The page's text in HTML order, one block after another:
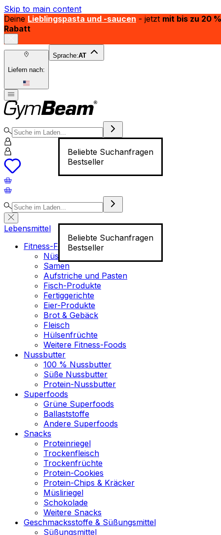
Skip to main content
Deine Lieblingspasta und -saucen - jetzt mit bis zu 20 %
Rabatt
Liefern nach:
Sprache:AT
Beliebte Suchanfragen
Bestseller
Beliebte Suchanfragen
Bestseller
Lebensmittel
Fitness-Food
Nüsse
Samen
Aufstriche und Pasten
Fisch-Produkte
Fertiggerichte
Eier-Produkte
Brot & Gebäck
Fleisch
Hülsenfrüchte
Weitere Fitness-Foods
Nussbutter
100 % Nussbutter
Süße Nussbutter
Protein-Nussbutter
Superfoods
Grüne Superfoods
Ballaststoffe
Andere Superfoods
Snacks
Proteinriegel
Trockenfleisch
Trockenfrüchte
Protein-Cookies
Protein-Chips & Kräcker
Müsliriegel
Schokolade
Weitere Snacks
Geschmacksstoffe & Süßungsmittel
Süßungsmittel